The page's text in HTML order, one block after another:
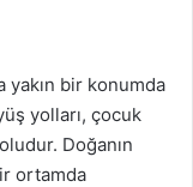
yakın bir konumda
yolları, çocuk
Doğanın
ortamda